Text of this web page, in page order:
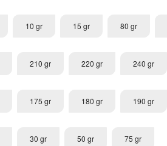
10 gr 15 gr 80 gr
210 gr 220 gr 240 gr
175 gr 180 gr 190 gr
30 gr 50 gr 75 gr